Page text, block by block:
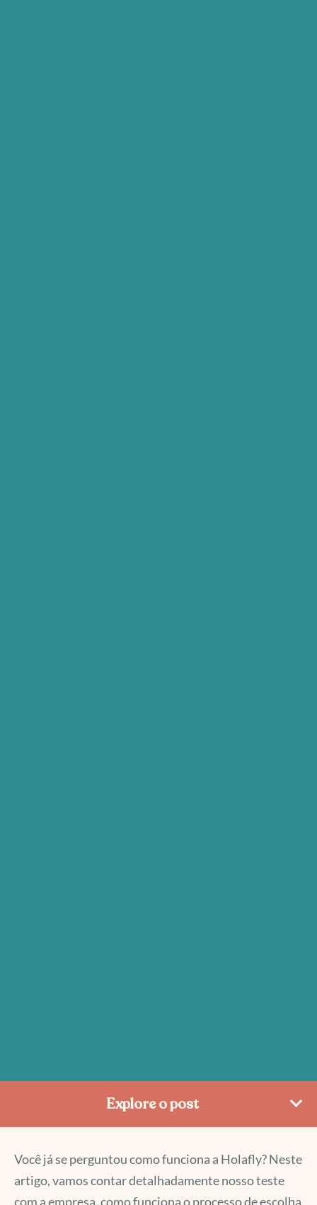
Explore o post
Você já se perguntou como funciona a Holafly? Neste
artigo, vamos contar detalhadamente nosso teste
com a empresa, como funciona o processo de escolha